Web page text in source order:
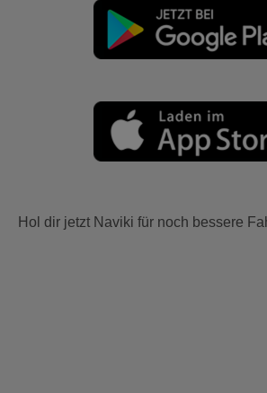
Hol dir jetzt Naviki für noch bessere